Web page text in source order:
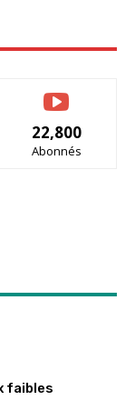
22,800
Abonnés
faibles